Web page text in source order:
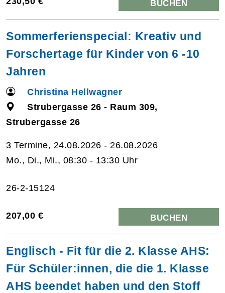
BUCHEN
Sommerferienspecial: Kreativ und
Forschertage für Kinder von 6 -10
Jahren
Christina Hellwagner
Strubergasse 26 - Raum 309,
Strubergasse 26
3 Termine, 24.08.2026 - 26.08.2026
Mo., Di., Mi., 08:30 - 13:30 Uhr
26-2-15124
207,00 € BUCHEN
Englisch - Fit für die 2. Klasse AHS:
Für Schüler:innen, die die 1. Klasse
AHS beendet haben und den Stoff